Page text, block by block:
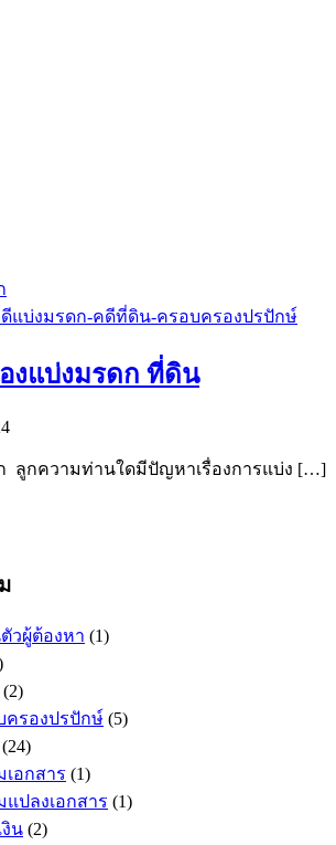
งแบ่งมรดก ที่ดิน
ลูกความท่านใดมีปัญหาเรื่องการแบ่ง […]
วผู้ต้องหา (1)
(2)
รองปรปักษ์ (5)
(24)
อกสาร (1)
ปลงเอกสาร (1)
น (2)